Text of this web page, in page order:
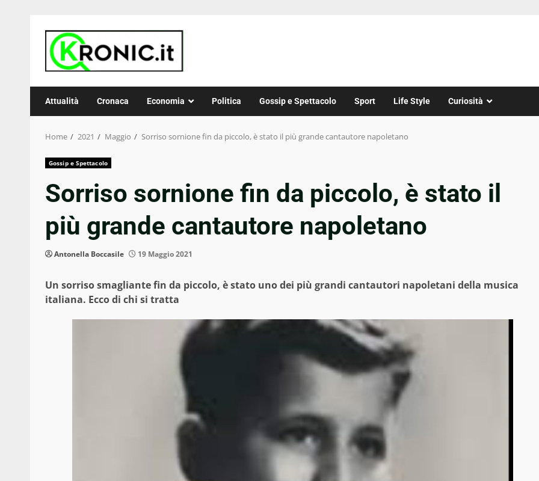
content
Attualità Cronaca Economia Politica Gossip e Spettacolo Sport Life Style Curiosità
Home 2021 Maggio Sorriso sornione fin da piccolo, è stato il più grande cantautore napoletano
Gossip e Spettacolo
Sorriso sornione fin da piccolo, è stato il
più grande cantautore napoletano
Antonella Boccasile 19 Maggio 2021
Un sorriso smagliante fin da piccolo, è stato uno dei più grandi cantautori napoletani della musica
italiana. Ecco di chi si tratta